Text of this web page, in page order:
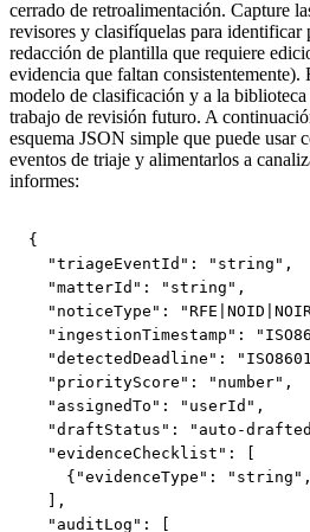
cerrado de retroalimentación. Capture
revisores y clasifíquelas para identificar
redacción de plantilla que requiere
evidencia que faltan consistentemente).
modelo de clasificación y a la
trabajo de revisión futuro. A
esquema JSON simple que puede usar
eventos de triaje y alimentarlos a
informes:
{
  "triageEventId": "string",
  "matterId": "string",
"noticeType":
"ingestionTimestamp":
"detectedDeadline":
  "priorityScore": "number",
  "assignedTo": "userId",
"draftStatus": "auto-
  "evidenceChecklist": [
{"evidenceType":
  ],
  "auditLog": [